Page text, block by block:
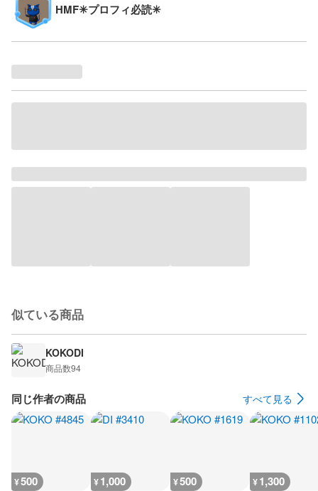
HMF✳プロフィ必読✳
似ている商品
KOKODI
商品数94
同じ作者の商品 すべて見る
¥500 ¥1,000 ¥500 ¥1,300